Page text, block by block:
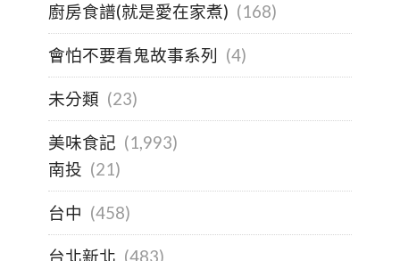
廚房食譜(就是愛在家煮) (168)
會怕不要看鬼故事系列 (4)
未分類 (23)
美味食記 (1,993)
南投 (21)
台中 (458)
台北新北 (483)